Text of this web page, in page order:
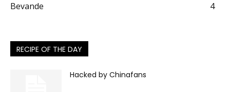
Bevande
4
RECIPE OF THE DAY
Hacked by Chinafans